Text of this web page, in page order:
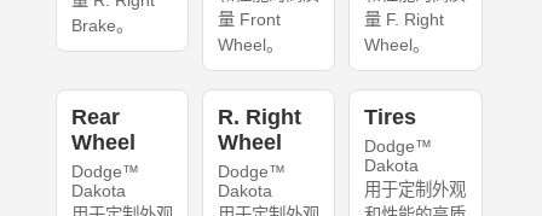
Brake。
量 Front
Wheel。
量 F. Right
Wheel。
Rear
Wheel
Dodge™
Dakota
R. Right
Wheel
Dodge™
Dakota
Tires
Dodge™
Dakota
用于定制外观